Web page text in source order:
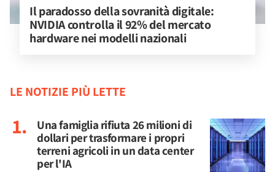
Il paradosso della sovranità digitale:
NVIDIA controlla il 92% del mercato
hardware nei modelli nazionali
LE NOTIZIE PIÙ LETTE
Una famiglia rifiuta 26 milioni di
dollari per trasformare i propri
terreni agricoli in un data center
per l'IA